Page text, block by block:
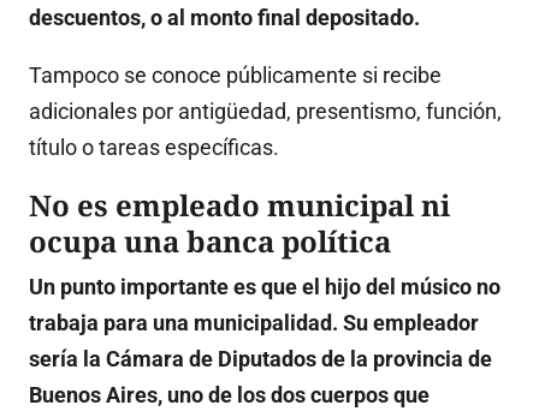
descuentos, o al monto final depositado.
Tampoco se conoce públicamente si recibe
adicionales por antigüedad, presentismo, función,
título o tareas específicas.
No es empleado municipal ni
ocupa una banca política
Un punto importante es que el hijo del músico no
trabaja para una municipalidad. Su empleador
sería la Cámara de Diputados de la provincia de
Buenos Aires, uno de los dos cuerpos que